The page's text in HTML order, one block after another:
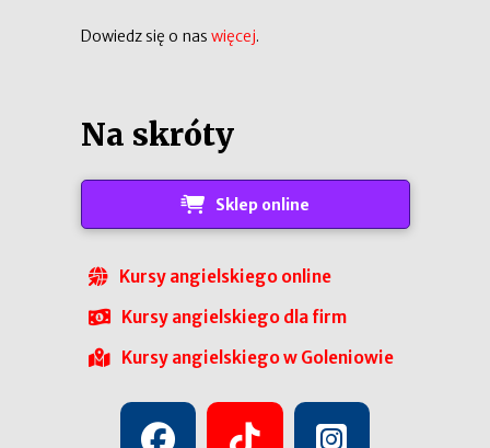
Dowiedz się o nas więcej.
Na skróty
Sklep online
Kursy angielskiego online
Kursy angielskiego dla firm
Kursy angielskiego w Goleniowie